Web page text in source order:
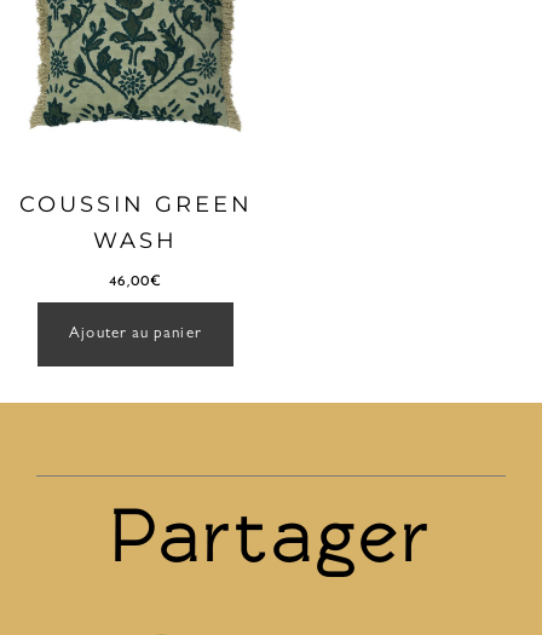
COUSSIN GREEN
WASH
46,00€
Ajouter au panier
Partager